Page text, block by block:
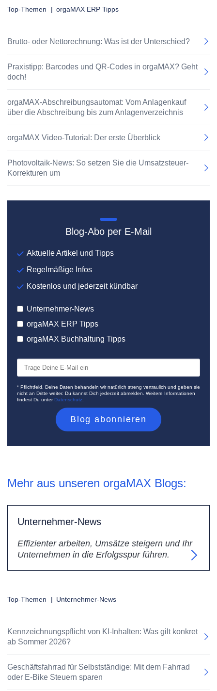
Top-Themen | orgaMAX ERP Tipps
Brutto- oder Nettorechnung: Was ist der Unterschied?
Praxistipp: Barcodes und QR-Codes in orgaMAX? Geht
doch!
orgaMAX-Abschreibungsautomat: Vom Anlagenkauf
über die Abschreibung bis zum Anlagenverzeichnis
orgaMAX Video-Tutorial: Der erste Überblick
Photovoltaik-News: So setzen Sie die Umsatzsteuer-
Korrekturen um
Blog-Abo per E-Mail
Aktuelle Artikel und Tipps
Regelmäßige Infos
Kostenlos und jederzeit kündbar
Unternehmer-News
orgaMAX ERP Tipps
orgaMAX Buchhaltung Tipps
* Pflichtfeld. Deine Daten behandeln wir natürlich streng vertraulich und geben sie
nicht an Dritte weiter. Du kannst Dich jederzeit abmelden. Weitere Informationen
findest Du unterDatenschutz
Mehr aus unseren orgaMAX Blogs:
Unternehmer-News
Effizienter arbeiten, Umsätze steigern und Ihr
Unternehmen in die Erfolgsspur führen.
Top-Themen | Unternehmer-News
Kennzeichnungspflicht von KI-Inhalten: Was gilt konkret
ab Sommer 2026?
Geschäftsfahrrad für Selbstständige: Mit dem Fahrrad
oder E-Bike Steuern sparen